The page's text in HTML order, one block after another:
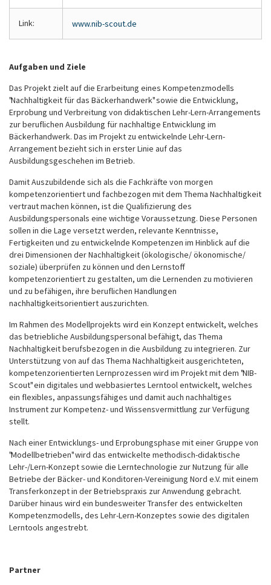
Link: www.nib-scout.de
Aufgaben und Ziele
Das Projekt zielt auf die Erarbeitung eines Kompetenzmodells
"Nachhaltigkeit für das Bäckerhandwerk" sowie die Entwicklung,
Erprobung und Verbreitung von didaktischen Lehr-Lern-Arrangements
zur beruflichen Ausbildung für nachhaltige Entwicklung im
Bäckerhandwerk. Das im Projekt zu entwickelnde Lehr-Lern-
Arrangement bezieht sich in erster Linie auf das
Ausbildungsgeschehen im Betrieb.
Damit Auszubildende sich als die Fachkräfte von morgen
kompetenzorientiert und fachbezogen mit dem Thema Nachhaltigkeit
vertraut machen können, ist die Qualifizierung des
Ausbildungspersonals eine wichtige Voraussetzung. Diese Personen
sollen in die Lage versetzt werden, relevante Kenntnisse,
Fertigkeiten und zu entwickelnde Kompetenzen im Hinblick auf die
drei Dimensionen der Nachhaltigkeit (ökologische/ ökonomische/
soziale) überprüfen zu können und den Lernstoff
kompetenzorientiert zu gestalten, um die Lernenden zu motivieren
und zu befähigen, ihre beruflichen Handlungen
nachhaltigkeitsorientiert auszurichten.
Im Rahmen des Modellprojekts wird ein Konzept entwickelt, welches
das betriebliche Ausbildungspersonal befähigt, das Thema
Nachhaltigkeit berufsbezogen in die Ausbildung zu integrieren. Zur
Unterstützung von auf das Thema Nachhaltigkeit ausgerichteten,
kompetenzorientierten Lernprozessen wird im Projekt mit dem "NIB-
Scout" ein digitales und webbasiertes Lerntool entwickelt, welches
ein flexibles, anpassungsfähiges und damit auch nachhaltiges
Instrument zur Kompetenz- und Wissensvermittlung zur Verfügung
stellt.
Nach einer Entwicklungs- und Erprobungsphase mit einer Gruppe von
"Modellbetrieben" wird das entwickelte methodisch-didaktische
Lehr-/Lern-Konzept sowie die Lerntechnologie zur Nutzung für alle
Betriebe der Bäcker- und Konditoren-Vereinigung Nord e.V. mit einem
Transferkonzept in der Betriebspraxis zur Anwendung gebracht.
Darüber hinaus wird ein bundesweiter Transfer des entwickelten
Kompetenzmodells, des Lehr-Lern-Konzeptes sowie des digitalen
Lerntools angestrebt.
Partner